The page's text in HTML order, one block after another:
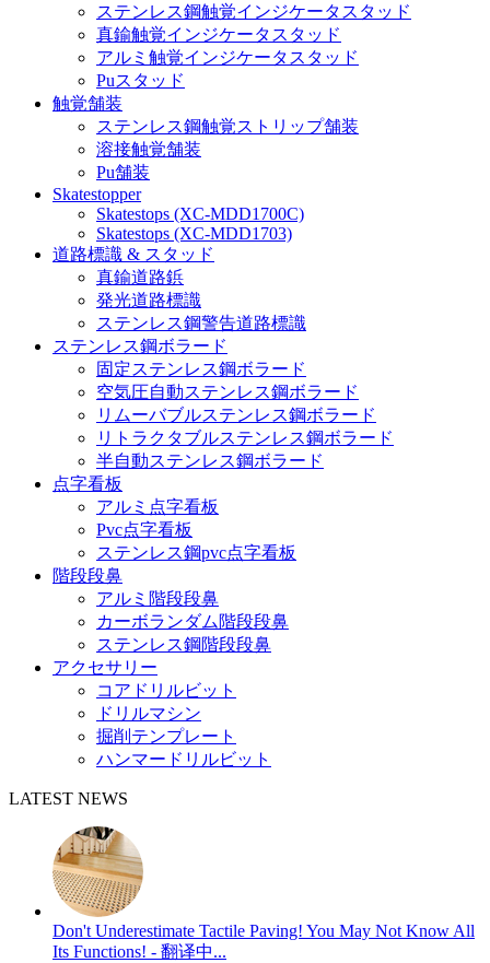
ステンレス鋼触覚インジケータスタッド
真鍮触覚インジケータスタッド
アルミ触覚インジケータスタッド
Puスタッド
触覚舗装
ステンレス鋼触覚ストリップ舗装
溶接触覚舗装
Pu舗装
Skatestopper
Skatestops (XC-MDD1700C)
Skatestops (XC-MDD1703)
道路標識 & スタッド
真鍮道路鋲
発光道路標識
ステンレス鋼警告道路標識
ステンレス鋼ボラード
固定ステンレス鋼ボラード
空気圧自動ステンレス鋼ボラード
リムーバブルステンレス鋼ボラード
リトラクタブルステンレス鋼ボラード
半自動ステンレス鋼ボラード
点字看板
アルミ点字看板
Pvc点字看板
ステンレス鋼pvc点字看板
階段段鼻
アルミ階段段鼻
カーボランダム階段段鼻
ステンレス鋼階段段鼻
アクセサリー
コアドリルビット
ドリルマシン
掘削テンプレート
ハンマードリルビット
LATEST NEWS
Don't Underestimate Tactile Paving! You May Not Know All
Its Functions! - 翻译中...